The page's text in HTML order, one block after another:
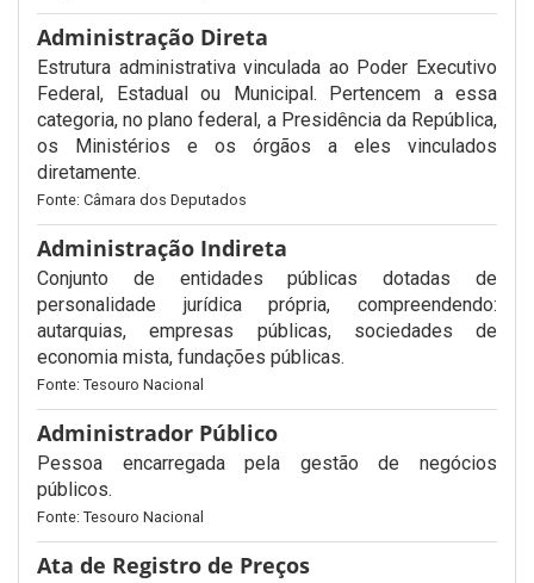
Administração Direta
Estrutura administrativa vinculada ao Poder Executivo
Federal, Estadual ou Municipal. Pertencem a essa
categoria, no plano federal, a Presidência da República,
os Ministérios e os órgãos a eles vinculados
diretamente.
Fonte: Câmara dos Deputados
Administração Indireta
Conjunto de entidades públicas dotadas de
personalidade jurídica própria, compreendendo:
autarquias, empresas públicas, sociedades de
economia mista, fundações públicas.
Fonte: Tesouro Nacional
Administrador Público
Pessoa encarregada pela gestão de negócios
públicos.
Fonte: Tesouro Nacional
Ata de Registro de Preços